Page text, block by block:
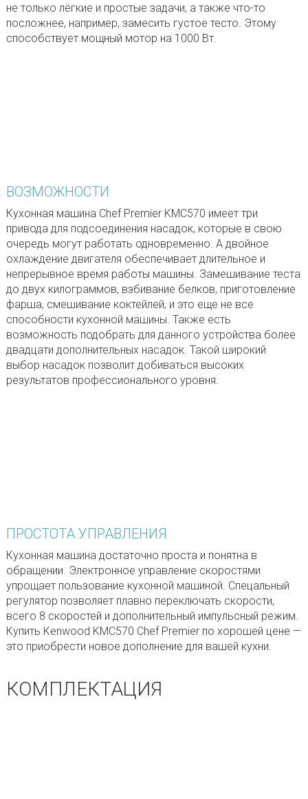
не только лёгкие и простые задачи, а также что-то
посложнее, например, замесить густое тесто. Этому
способствует мощный мотор на 1000 Вт.
ВОЗМОЖНОСТИ
Кухонная машина Chef Premier KMC570 имеет три
привода для подсоединения насадок, которые в свою
очередь могут работать одновременно. А двойное
охлаждение двигателя обеспечивает длительное и
непрерывное время работы машины. Замешивание теста
до двух килограммов, взбивание белков, приготовление
фарша, смешивание коктейлей, и это еще не все
способности кухонной машины. Также есть
возможность подобрать для данного устройства более
двадцати дополнительных насадок. Такой широкий
выбор насадок позволит добиваться высоких
результатов профессионального уровня.
ПРОСТОТА УПРАВЛЕНИЯ
Кухонная машина достаточно проста и понятна в
обращении. Электронное управление скоростями
упрощает пользование кухонной машиной. Спецальный
регулятор позволяет плавно переключать скорости,
всего 8 скоростей и дополнительный импульсный режим.
Купить Kenwood KMC570 Chef Premier по хорошей цене —
это приобрести новое дополнение для вашей кухни.
КОМПЛЕКТАЦИЯ